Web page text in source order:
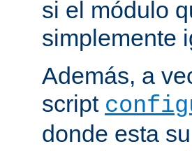
si el módulo
simplemente
Además, a
script
donde esta